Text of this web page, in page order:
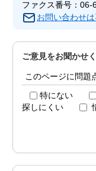
ファクス番号：06-
お問い合わせ
ご意見をお聞かせ
このページに問題
特にない
探しにくい